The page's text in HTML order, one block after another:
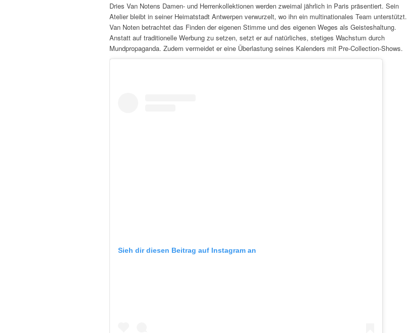
Dries Van Notens Damen- und Herrenkollektionen werden zweimal jährlich in Paris präsentiert. Sein
Atelier bleibt in seiner Heimatstadt Antwerpen verwurzelt, wo ihn ein multinationales Team unterstützt.
Van Noten betrachtet das Finden der eigenen Stimme und des eigenen Weges als Geisteshaltung.
Anstatt auf traditionelle Werbung zu setzen, setzt er auf natürliches, stetiges Wachstum durch
Mundpropaganda. Zudem vermeidet er eine Überlastung seines Kalenders mit Pre-Collection-Shows.
Sieh dir diesen Beitrag auf Instagram an